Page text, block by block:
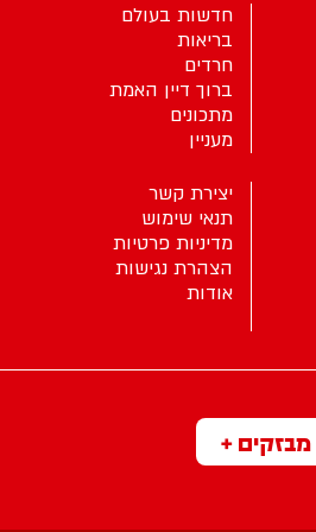
מבזקים +
חדשות בעולם
בריאות
חרדים
ברוך דיין האמת
מתכונים
מעניין
יצירת קשר
תנאי שימוש
מדיניות פרטיות
הצהרת נגישות
אודות